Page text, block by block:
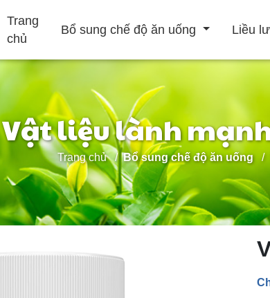
Trang
chủ
Bổ sung chế độ ăn uống Liều
Bổ sung làm đẹp
Tăng cường hệ
thống miễn dịch
Nâng cao
Viên nang gelatin Đồ uống rắn
Vật liệu lành
Trang chủ Bổ sung chế độ ăn uống